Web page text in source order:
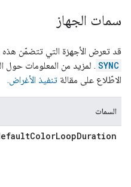
سمات الجهاز
قد تعرض الأجهزة التي تتضمّن هذه
SYNC . لمزيد من المعلومات حول
الاطّلاع على مقالة تنفيذ الأغراض.
السمات